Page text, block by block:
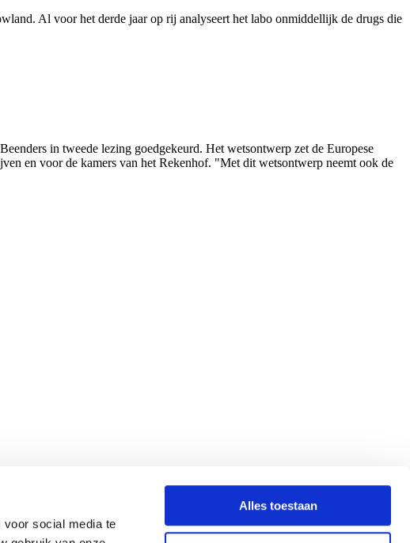
social media te
Alles toestaan
Al voor het derde jaar op rij analyseert het labo onmiddellijk de drugs die
in tweede lezing goedgekeurd. Het wetsontwerp zet de Europese
en voor de kamers van het Rekenhof. "Met dit wetsontwerp neemt ook de